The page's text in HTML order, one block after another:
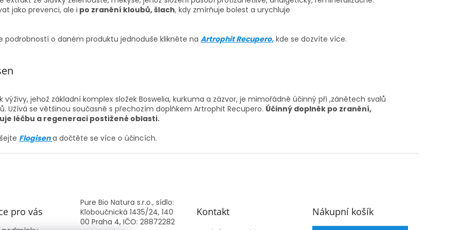
jako prevenci, ale i po zranění kloubů, šlach, kdy zmírňuje bolest a urychluje
podrobností o daném produktu jednoduše klikněte na Artrophit Recupero, kde se dozvíte více.
výživy, jehož základní komplex složek Boswelia, kurkuma a zázvor, je mimořádně účinný při ,zánětech svalů
Užívá se většinou současně s přechozím doplňkem Artrophit Recupero. Účinný doplněk po zranění,
léčbu a regeneraci postižené oblasti.
Flogisen a dočtěte se více o účincích.
pro vás
Pure Bio Natura s.r.o., sídlo:
Kloboučnická 1435/24, 140
00 Praha 4, IČO: 28872282
Kontakt Nákupní košík